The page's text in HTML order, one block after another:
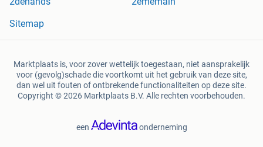
Sitemap
Marktplaats is, voor zover wettelijk toegestaan, niet aansprakelijk
voor (gevolg)schade die voortkomt uit het gebruik van deze site,
dan wel uit fouten of ontbrekende functionaliteiten op deze site.
Copyright © 2026 Marktplaats B.V. Alle rechten voorbehouden.
een onderneming